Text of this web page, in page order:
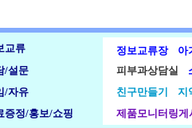
교류 정보교류장
아
/설문
피부과상담실
/자유
친구만들기
지
증정/홍보/쇼핑
제품모니터링게